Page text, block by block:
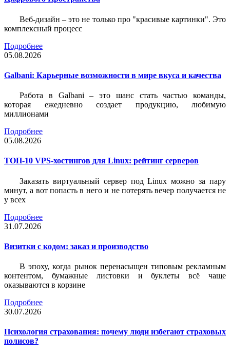
Веб-дизайн – это не только про "красивые картинки". Это
комплексный процесс
Подробнее
05.08.2026
Galbani: Карьерные возможности в мире вкуса и качества
Работа в Galbani – это шанс стать частью команды,
которая ежедневно создает продукцию, любимую
миллионами
Подробнее
05.08.2026
ТОП-10 VPS-хостингов для Linux: рейтинг серверов
Заказать виртуальный сервер под Linux можно за пару
минут, а вот попасть в него и не потерять вечер получается не
у всех
Подробнее
31.07.2026
Визитки c кодом: заказ и производство
В эпоху, когда рынок перенасыщен типовым рекламным
контентом, бумажные листовки и буклеты всё чаще
оказываются в корзине
Подробнее
30.07.2026
Психология страхования: почему люди избегают страховых
полисов?